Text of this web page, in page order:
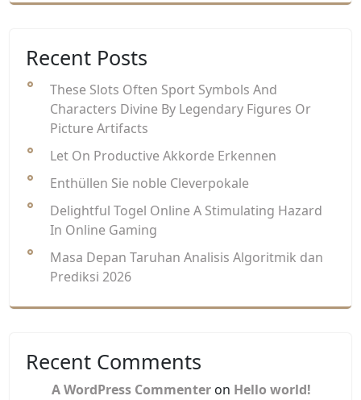
Recent Posts
These Slots Often Sport Symbols And
Characters Divine By Legendary Figures Or
Picture Artifacts
Let On Productive Akkorde Erkennen
Enthüllen Sie noble Cleverpokale
Delightful Togel Online A Stimulating Hazard
In Online Gaming
Masa Depan Taruhan Analisis Algoritmik dan
Prediksi 2026
Recent Comments
A WordPress Commenter on Hello world!